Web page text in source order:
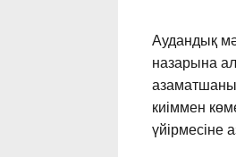
Аудандық
назарына
киіммен
үйірмесіне